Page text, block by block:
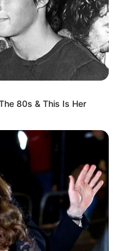
livros
real
sociais
80s & This Is Her